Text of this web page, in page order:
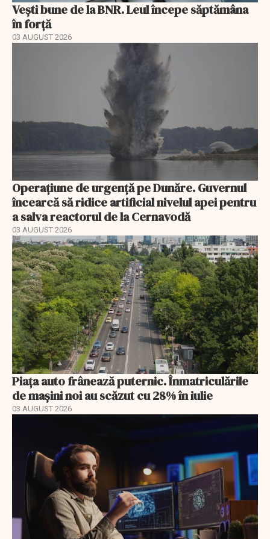
Vești bune de la BNR. Leul începe săptămâna
în forță
03 AUGUST 2026
Operațiune de urgență pe Dunăre. Guvernul
încearcă să ridice artificial nivelul apei pentru
a salva reactorul de la Cernavodă
03 AUGUST 2026
Piața auto frânează puternic. Înmatriculările
de mașini noi au scăzut cu 28% în iulie
03 AUGUST 2026